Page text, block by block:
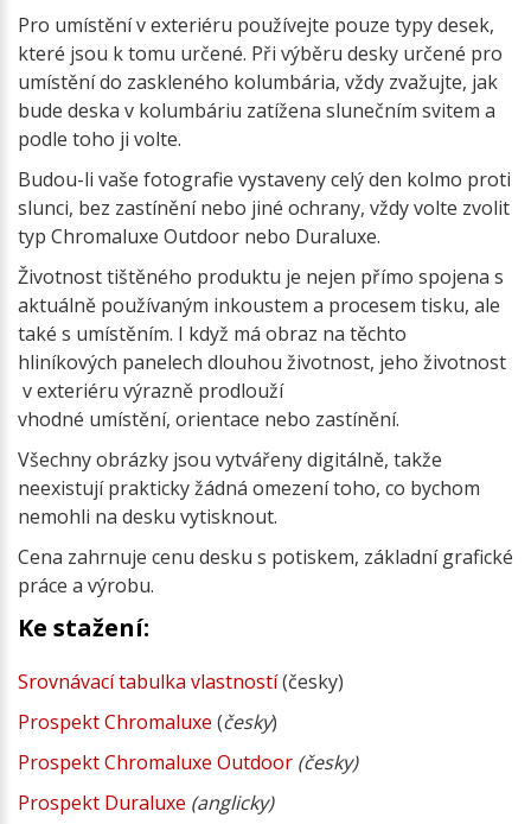
Pro umístění v exteriéru používejte pouze typy desek,
které jsou k tomu určené. Při výběru desky určené pro
umístění do zaskleného kolumbária, vždy zvažujte, jak
bude deska v kolumbáriu zatížena slunečním svitem a
podle toho ji volte.
Budou-li vaše fotografie vystaveny celý den kolmo proti
slunci, bez zastínění nebo jiné ochrany, vždy volte zvolit
typ Chromaluxe Outdoor nebo Duraluxe.
Životnost tištěného produktu je nejen přímo spojena s
aktuálně používaným inkoustem a procesem tisku, ale
také s umístěním. I když má obraz na těchto
hliníkových panelech dlouhou životnost, jeho životnost
v exteriéru výrazně prodlouží
vhodné umístění, orientace nebo zastínění.
Všechny obrázky jsou vytvářeny digitálně, takže
neexistují prakticky žádná omezení toho, co bychom
nemohli na desku vytisknout.
Cena zahrnuje cenu desku s potiskem, základní grafické
práce a výrobu.
Ke stažení:
Srovnávací tabulka vlastností(česky)
Prospekt Chromaluxe (česky)
Prospekt Chromaluxe Outdoor (česky)
Prospekt Duraluxe (anglicky)